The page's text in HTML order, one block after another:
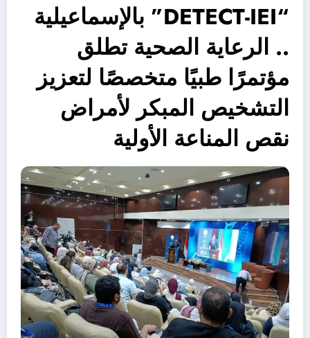
“DETECT-IEI” بالإسماعيلية
.. الرعاية الصحية تطلق
مؤتمرًا طبيًا متخصصًا لتعزيز
التشخيص المبكر لأمراض
نقص المناعة الأولية